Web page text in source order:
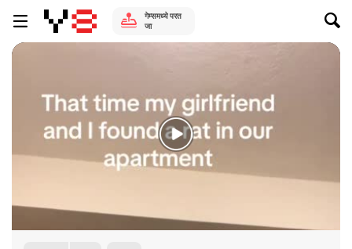
गेम्समध्ये परत
जा